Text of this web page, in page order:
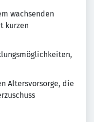
wachsenden
kurzen
Altersvorsorge, die